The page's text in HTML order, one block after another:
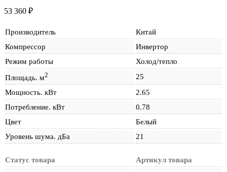
53 360 ₽
Производитель
Китай
Компрессор
Инвертор
Режим работы
Холод/тепло
Площадь. м2
25
Мощность. кВт
2.65
Потребление. кВт
0.78
Цвет
Белый
Уровень шума. дБа
21
Статус товара Артикул товара